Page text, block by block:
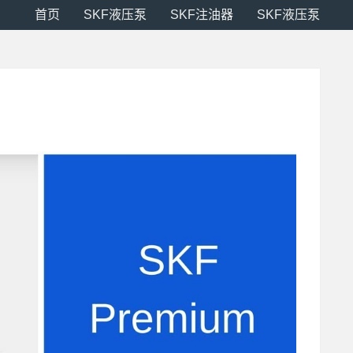
首页 SKF液压泵 SKF注油器 SKF液压泵